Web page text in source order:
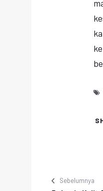
Sebelumnya